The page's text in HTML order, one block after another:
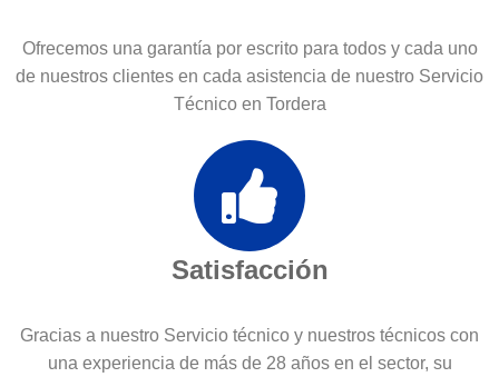
Ofrecemos una garantía por escrito para todos y cada uno
de nuestros clientes en cada asistencia de nuestro Servicio
Técnico en Tordera
Satisfacción
Gracias a nuestro Servicio técnico y nuestros técnicos con
una experiencia de más de 28 años en el sector, su